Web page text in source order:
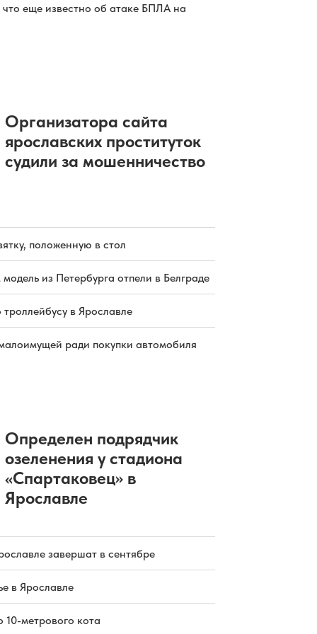
Определен подрядчик озеленения у
стадиона «Спартаковец» в
области
06.08.2026 04:01|ХОККЕЙ
еще известно об атаке БПЛА на
Организатора сайта
ярославских проституток
судили за мошенничество
положенную в стол
из Петербурга отпели в Белграде
троллейбусу в Ярославле
ради покупки автомобиля
Определен подрядчик
озеленения у стадиона
«Спартаковец» в
Ярославле
завершат в сентябре
в Ярославле
10-метрового кота